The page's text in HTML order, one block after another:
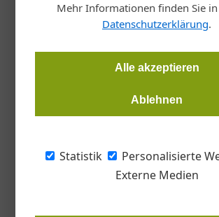
Mehr Informationen finden Sie
Datenschutzerklärung.
Alle akzeptieren
Ablehnen
Statistik
Personalisierte
Externe Medien
Redaktion
Kallhamer Maschinenbauer erhält den OÖ.
Für die Entwicklung einer
Strom verbraucht, wurde die
Maschinenbau KG aus Kallham